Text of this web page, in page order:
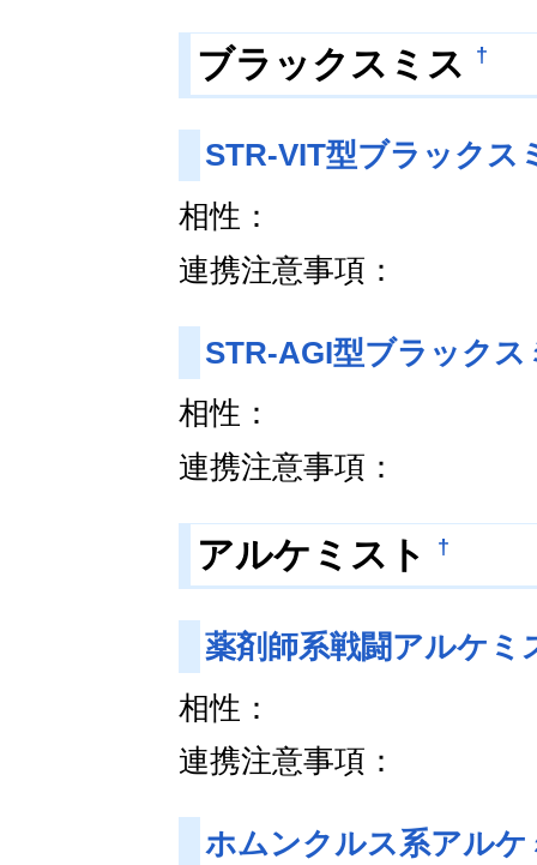
ブラックスミス †
STR-VIT型ブラックス
相性：
連携注意事項：
STR-AGI型ブラックス
相性：
連携注意事項：
アルケミスト †
薬剤師系戦闘アルケミ
相性：
連携注意事項：
ホムンクルス系アル